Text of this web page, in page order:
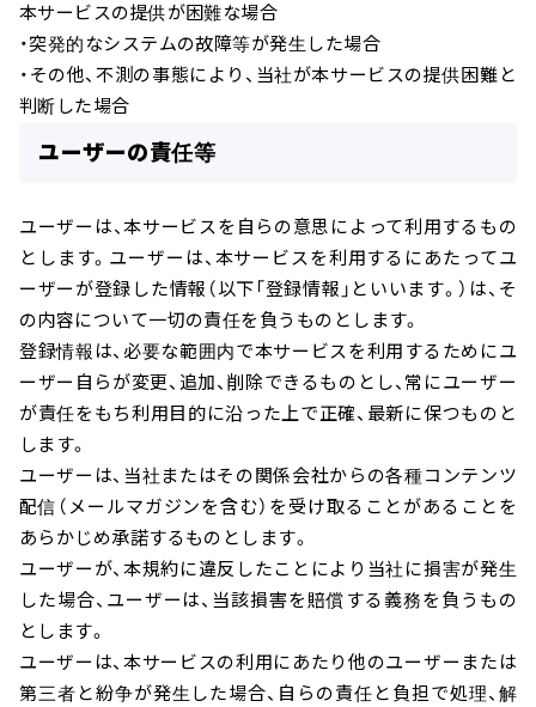
本サービスの提供が困難な場合
・突発的なシステムの故障等が発生した場合
・その他、不測の事態により、当社が本サービスの提供困難と
判断した場合
ユーザーの責任等
ユーザーは、本サービスを自らの意思によって利用するもの
とします。ユーザーは、本サービスを利用するにあたってユ
ーザーが登録した情報（以下「登録情報」といいます。）は、そ
の内容について一切の責任を負うものとします。
登録情報は、必要な範囲内で本サービスを利用するためにユ
ーザー自らが変更、追加、削除できるものとし、常にユーザー
が責任をもち利用目的に沿った上で正確、最新に保つものと
します。
ユーザーは、当社またはその関係会社からの各種コンテンツ
配信（メールマガジンを含む）を受け取ることがあることを
あらかじめ承諾するものとします。
ユーザーが、本規約に違反したことにより当社に損害が発生
した場合、ユーザーは、当該損害を賠償する義務を負うもの
とします。
ユーザーは、本サービスの利用にあたり他のユーザーまたは
第三者と紛争が発生した場合、自らの責任と負担で処理、解